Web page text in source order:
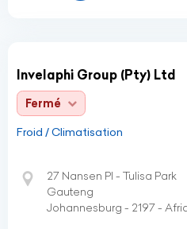
Invelaphi Group (Pty) Ltd
Fermé
Froid / Climatisation
27 Nansen Pl - Tulisa Park
Gauteng
Johannesburg - 2197 -